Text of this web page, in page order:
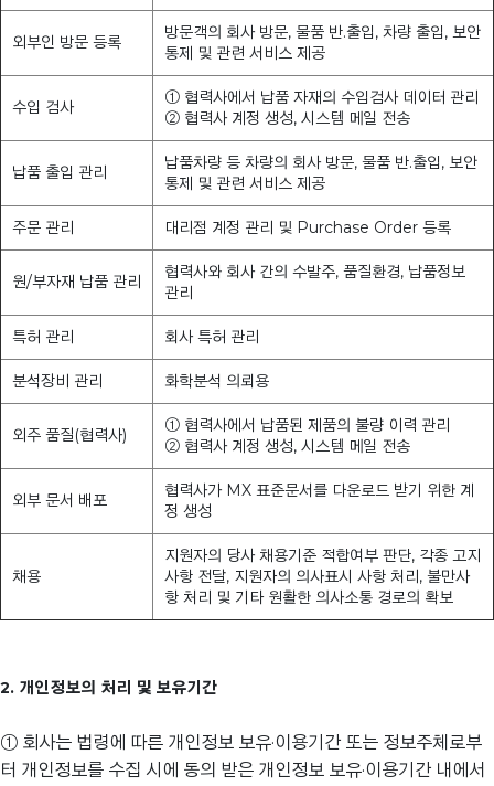
외부인 방문 등록
방문객의 회사 방문, 물품 반.출입, 차량 출입, 보안
통제 및 관련 서비스 제공
수입 검사
① 협력사에서 납품 자재의 수입검사 데이터 관리
② 협력사 계정 생성, 시스템 메일 전송
납품 출입 관리
납품차량 등 차량의 회사 방문, 물품 반.출입, 보안
통제 및 관련 서비스 제공
주문 관리 대리점 계정 관리 및 Purchase Order 등록
원/부자재 납품 관리
협력사와 회사 간의 수발주, 품질환경, 납품정보
관리
특허 관리 회사 특허 관리
분석장비 관리 화학분석 의뢰용
외주 품질(협력사)
① 협력사에서 납품된 제품의 불량 이력 관리
② 협력사 계정 생성, 시스템 메일 전송
외부 문서 배포
협력사가 MX 표준문서를 다운로드 받기 위한 계
정 생성
채용
지원자의 당사 채용기준 적합여부 판단, 각종 고지
사항 전달, 지원자의 의사표시 사항 처리, 불만사
항 처리 및 기타 원활한 의사소통 경로의 확보
2. 개인정보의 처리 및 보유기간
① 회사는 법령에 따른 개인정보 보유·이용기간 또는 정보주체로부
터 개인정보를 수집 시에 동의 받은 개인정보 보유·이용기간 내에서